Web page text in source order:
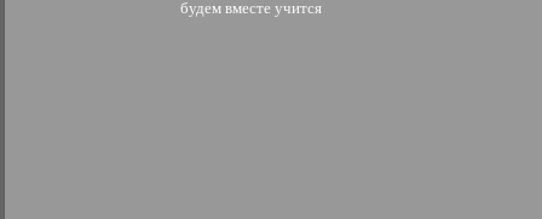
будем вместе учится